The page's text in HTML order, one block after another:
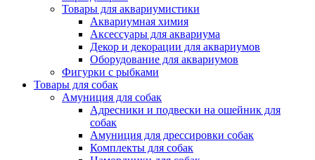
Товары для аквариумистики
Аквариумная химия
Аксессуары для аквариума
Декор и декорации для аквариумов
Оборудование для аквариумов
Фигурки с рыбками
Товары для собак
Амуниция для собак
Адресники и подвески на ошейник для
собак
Амуниция для дрессировки собак
Комплекты для собак